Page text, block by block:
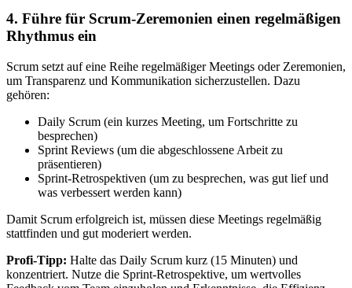
4. Führe für Scrum‑Zeremonien einen regelmäßigen
Rhythmus ein
Scrum setzt auf eine Reihe regelmäßiger Meetings oder Zeremonien,
um Transparenz und Kommunikation sicherzustellen. Dazu
gehören:
Daily Scrum (ein kurzes Meeting, um Fortschritte zu
besprechen)
Sprint Reviews (um die abgeschlossene Arbeit zu
präsentieren)
Sprint-Retrospektiven (um zu besprechen, was gut lief und
was verbessert werden kann)
Damit Scrum erfolgreich ist, müssen diese Meetings regelmäßig
stattfinden und gut moderiert werden.
Profi-Tipp: Halte das Daily Scrum kurz (15 Minuten) und
konzentriert. Nutze die Sprint-Retrospektive, um wertvolles